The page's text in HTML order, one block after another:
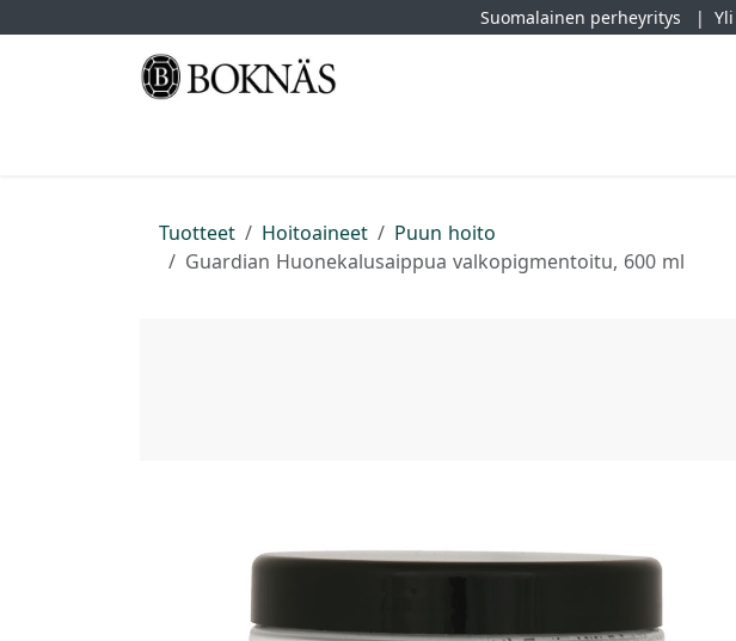
Suomalainen perheyritys | Yli
Tuotteet Hoitoaineet
Puun hoito
Guardian Huonekalusaippua valkopigmentoitu, 600 ml